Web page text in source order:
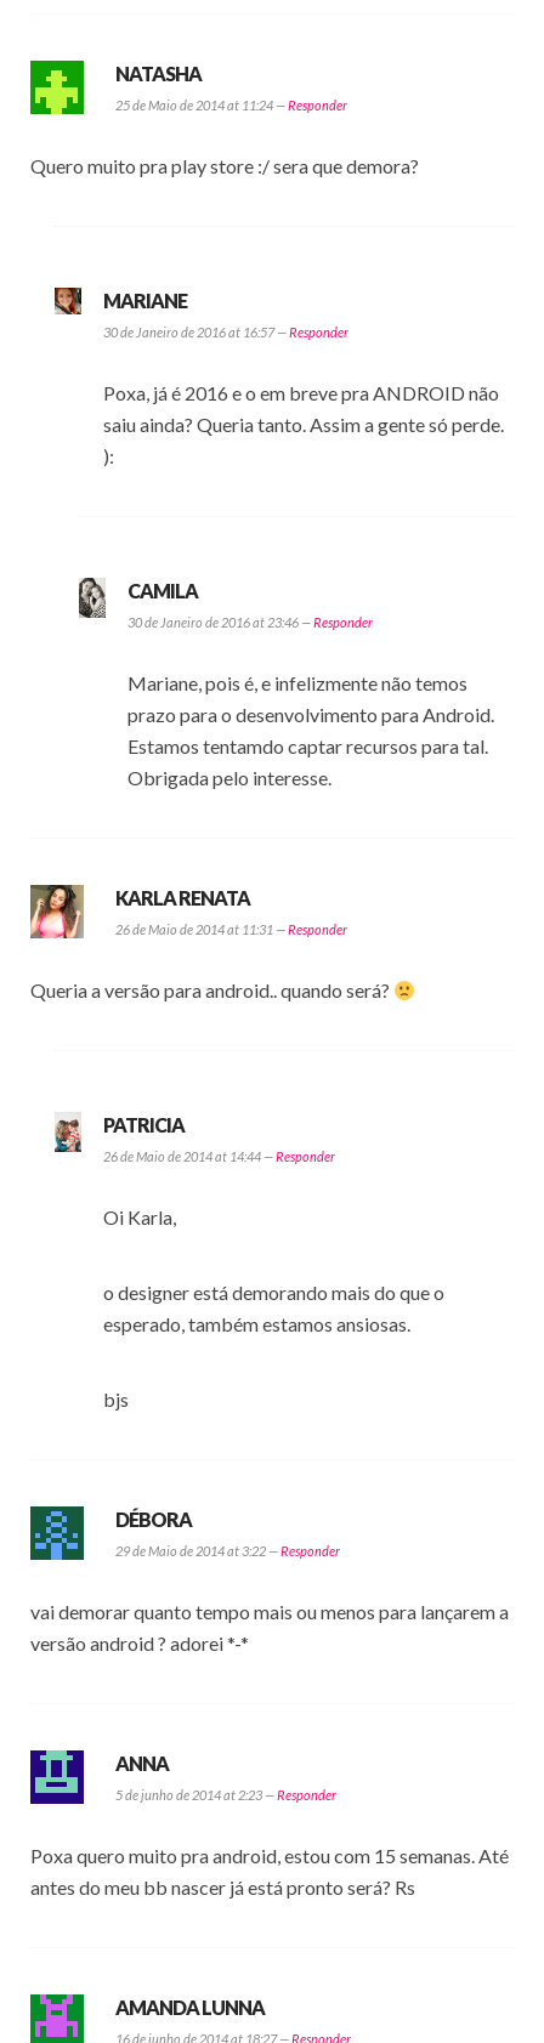
NATASHA
25 de Maio de 2014 at 11:24 —Responder
Quero muito pra play store :/ sera que demora?
MARIANE
30 de Janeiro de 2016 at 16:57 —Responder
Poxa, já é 2016 e o em breve pra ANDROID não
saiu ainda? Queria tanto. Assim a gente só perde.
):
CAMILA
30 de Janeiro de 2016 at 23:46 —Responder
Mariane, pois é, e infelizmente não temos
prazo para o desenvolvimento para Android.
Estamos tentamdo captar recursos para tal.
Obrigada pelo interesse.
KARLA RENATA
26 de Maio de 2014 at 11:31 —Responder
Queria a versão para android.. quando será?
PATRICIA
26 de Maio de 2014 at 14:44 —Responder
Oi Karla,
o designer está demorando mais do que o
esperado, também estamos ansiosas.
bjs
DÉBORA
29 de Maio de 2014 at 3:22 —Responder
vai demorar quanto tempo mais ou menos para lançarem a
versão android ? adorei *-*
ANNA
5 de junho de 2014 at 2:23 —Responder
Poxa quero muito pra android, estou com 15 semanas. Até
antes do meu bb nascer já está pronto será? Rs
AMANDA LUNNA
16 de junho de 2014 at 18:27 —Responder